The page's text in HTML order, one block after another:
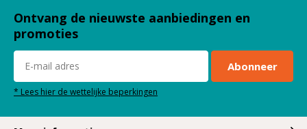
Ontvang de nieuwste aanbiedingen en
promoties
Abonneer
* Lees hier de wettelijke beperkingen